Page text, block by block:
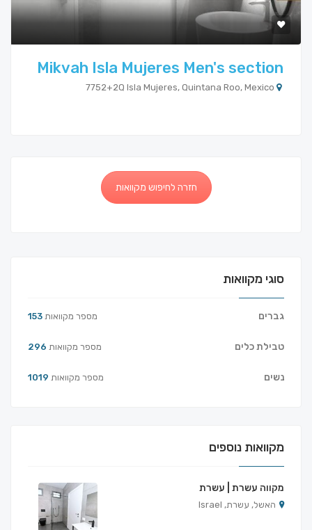
Mikvah Isla Mujeres Men's section
חזרה לחיפוש מקוואות
סוגי מקוואות
גברים 153 מספר מקוואות
טבילת כלים 296 מספר מקוואות
נשים 1019 מספר מקוואות
מקוואות נוספים
מקווה עשרת | עשרת
האשל, עשרת, Israel